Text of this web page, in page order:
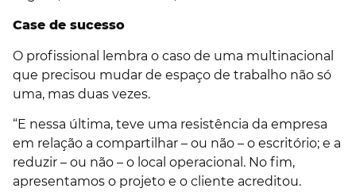
Case de sucesso
O profissional lembra o caso de uma multinacional
que precisou mudar de espaço de trabalho não só
uma, mas duas vezes.
“E nessa última, teve uma resistência da empresa
em relação a compartilhar – ou não – o escritório; e a
reduzir – ou não – o local operacional. No fim,
apresentamos o projeto e o cliente acreditou.